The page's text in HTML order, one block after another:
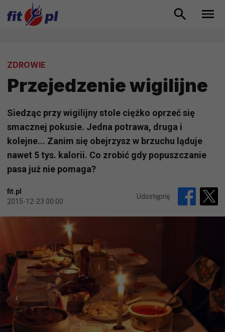
ZDROWIE
Przejedzenie wigilijne
Siedząc przy wigilijny stole ciężko oprzeć się
smacznej pokusie. Jedna potrawa, druga i
kolejne... Zanim się obejrzysz w brzuchu ląduje
nawet 5 tys. kalorii. Co zrobić gdy popuszczanie
pasa już nie pomaga?
fit.pl
2015-12-23 00:00
Udostępnij